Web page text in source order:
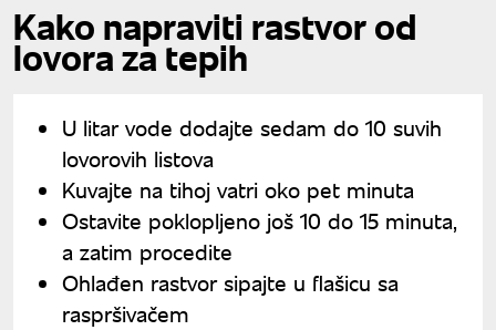
Kako napraviti rastvor od
lovora za tepih
U litar vode dodajte sedam do 10 suvih
lovorovih listova
Kuvajte na tihoj vatri oko pet minuta
Ostavite poklopljeno još 10 do 15 minuta,
a zatim procedite
Ohlađen rastvor sipajte u flašicu sa
raspršivačem